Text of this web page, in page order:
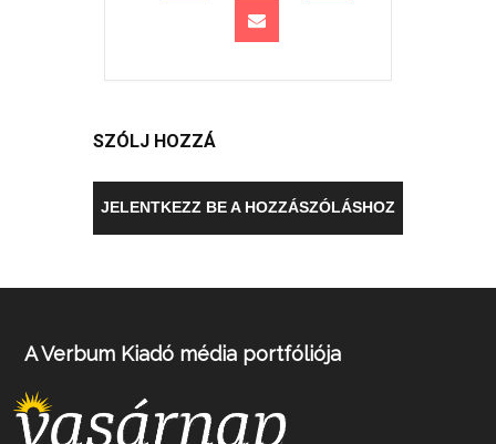
SZÓLJ HOZZÁ
JELENTKEZZ BE A HOZZÁSZÓLÁSHOZ
A Verbum Kiadó média portfóliója